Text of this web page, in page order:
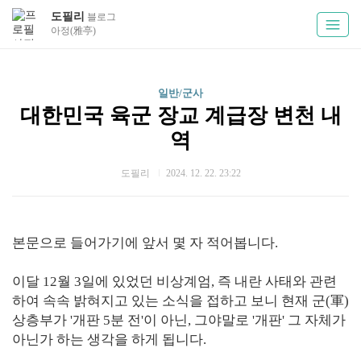
도필리 블로그
아정(雅亭)
일반/군사
대한민국 육군 장교 계급장 변천 내
역
도필리 2024. 12. 22. 23:22
본문으로 들어가기에 앞서 몇 자 적어봅니다.
이달 12월 3일에 있었던 비상계엄, 즉 내란 사태와 관련
하여 속속 밝혀지고 있는 소식을 접하고 보니 현재 군(軍)
상층부가 '개판 5분 전'이 아닌, 그야말로 '개판' 그 자체가
아닌가 하는 생각을 하게 됩니다.